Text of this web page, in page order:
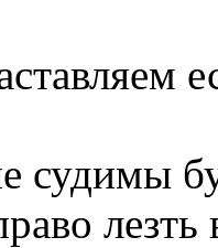
судимы